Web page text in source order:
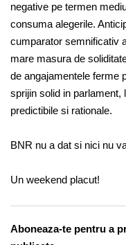
negative pe termen
consuma alegerile.
cumparator semnificativ
mare masura de
de angajamentele ferme
sprijin solid in parlament,
predictibile si rationale.
BNR nu a dat si nici nu
Un weekend placut!
Aboneaza-te pentru a